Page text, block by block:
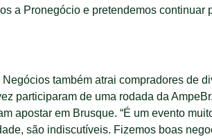
a Pronegócio e pretendemos continuar
também atrai compradores de
participaram de uma rodada da
apostar em Brusque. “É um evento
são indiscutíveis. Fizemos boas